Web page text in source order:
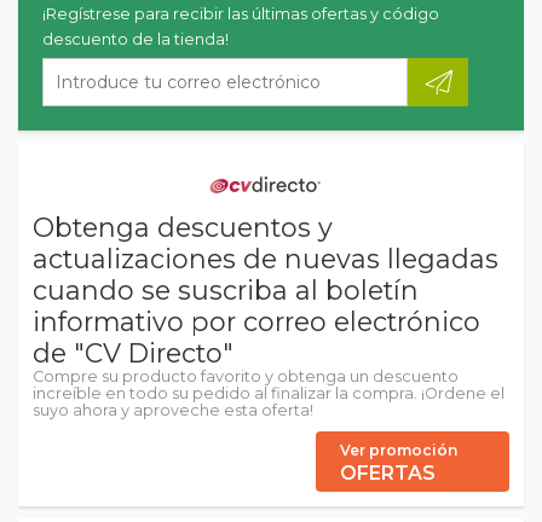
¡Regístrese para recibir las últimas ofertas y código
descuento de la tienda!
Obtenga descuentos y
actualizaciones de nuevas llegadas
cuando se suscriba al boletín
informativo por correo electrónico
de "CV Directo"
Compre su producto favorito y obtenga un descuento
increíble en todo su pedido al finalizar la compra. ¡Ordene el
suyo ahora y aproveche esta oferta!
Ver promoción
OFERTAS